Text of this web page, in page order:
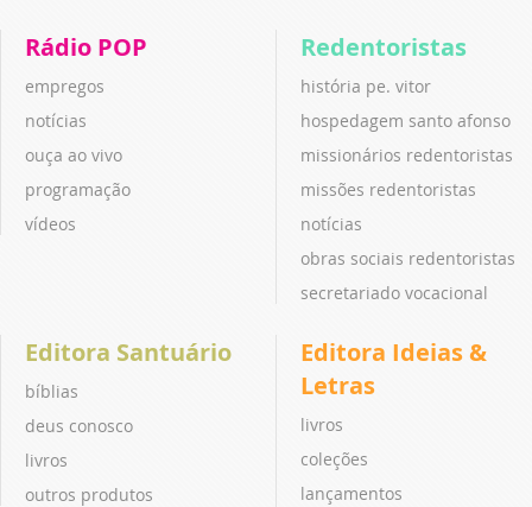
Rádio POP
empregos
notícias
ouça ao vivo
programação
vídeos
Redentoristas
história pe. vitor
hospedagem santo afonso
missionários redentoristas
missões redentoristas
notícias
obras sociais redentoristas
secretariado vocacional
Editora Santuário
bíblias
deus conosco
livros
outros produtos
Editora Ideias &
Letras
livros
coleções
lançamentos